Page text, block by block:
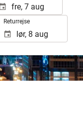
Returrejse